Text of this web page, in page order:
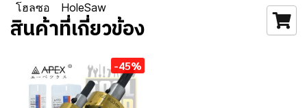
โฮลซอ HoleSaw
สินค้าที่เกี่ยวข้อง
-45%